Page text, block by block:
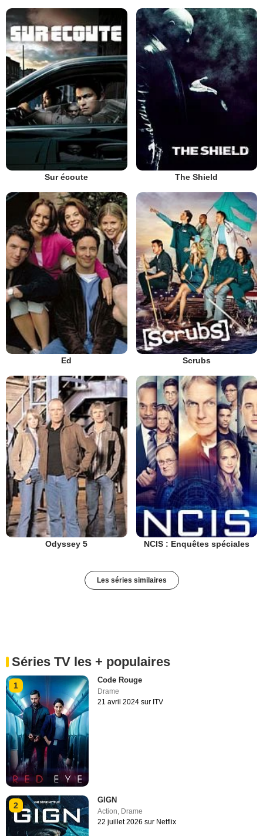
Sur écoute The Shield
Ed Scrubs
Odyssey 5 NCIS : Enquêtes spéciales
Les séries similaires
Séries TV les + populaires
1
Code Rouge
Drame
21 avril 2024 sur ITV
2
GIGN
Action Drame
22 juillet 2026 sur Netflix